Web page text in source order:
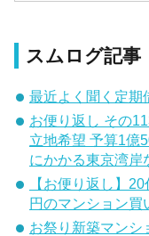
スムログ記事
最近よく聞く定期
お便り返し その
立地希望 予算1億
にかかる東京湾岸
【お便り返し】
円のマンション買
お祭り新築マンシ